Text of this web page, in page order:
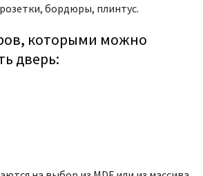
бордюры, плинтус.
которыми можно
дверь: